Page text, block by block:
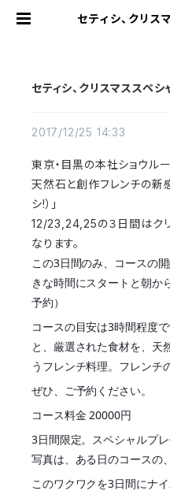
セティシ、クリス
セティシ、クリスマススペシ
2017/12/25 14:33
東京・目黒の本社ショウルー
天然石と創作フレンチの新
シ!）」
12/23,24,25の３日間はク
なります。
この3日間のみ、コースの
きな時間にスタートと朝か
予約）
コースの目安は3時間程度
と、厳選された食材を、天
うフレンチ料理。フレンチ
ぜひ、ご予約ください。
コース料金 20000円
3日間限定。スペシャルプレ
写真は、ある日のコースの
このワクワクを3日間にナ